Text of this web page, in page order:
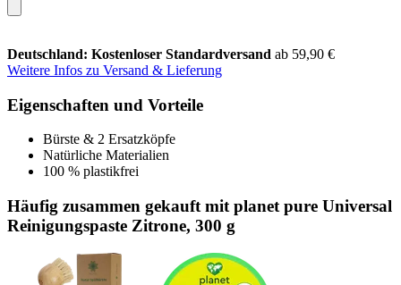
Deutschland: Kostenloser Standardversand ab 59,90 €
Weitere Infos zu Versand & Lieferung
Eigenschaften und Vorteile
Bürste & 2 Ersatzköpfe
Natürliche Materialien
100 % plastikfrei
Häufig zusammen gekauft mit planet pure Universal
Reinigungspaste Zitrone, 300 g